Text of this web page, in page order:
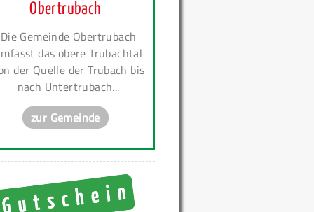
Obertrubach
Die Gemeinde Obertrubach
das obere Trubachtal
der Quelle der Trubach bis
nach Untertrubach...
zur Gemeinde